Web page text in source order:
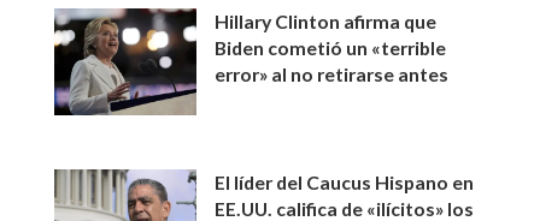
Hillary Clinton afirma que
Biden cometió un «terrible
error» al no retirarse antes
El líder del Caucus Hispano en
EE.UU. califica de «ilícitos» los